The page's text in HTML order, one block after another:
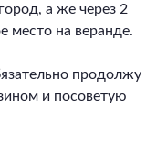
а же через 2
место на веранде.
продолжу
и посоветую